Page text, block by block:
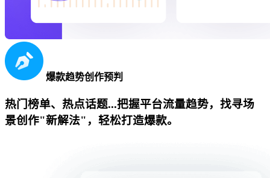
爆款趋势创作预判
热门榜单、热点话题...把握平台流量趋势，找寻场
景创作"新解法"，轻松打造爆款。